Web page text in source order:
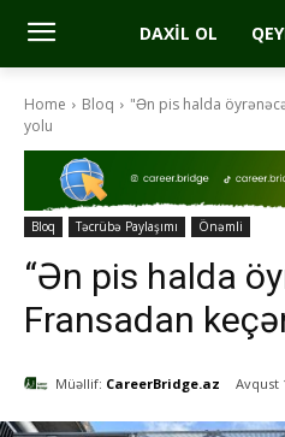
DAXIL OL
Home Bloq
"Ən pis halda
yolu
Bloq Təcrübə Paylaşımı Önəmli
“Ən pis halda
Fransadan
Müəllif: CareerBridge.az Avqust